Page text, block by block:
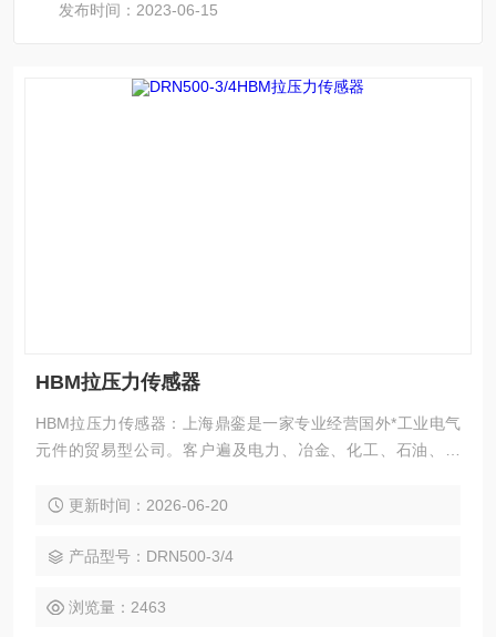
发布时间：2023-06-15
HBM拉压力传感器
HBM拉压力传感器：上海鼎銮是一家专业经营国外*工业电气
元件的贸易型公司。客户遍及电力、冶金、化工、石油、汽
营理念，坚持“客户*、信誉*”的原则为广大客户提供**的服务。
更新时间：2026-06-20
产品型号：DRN500-3/4
浏览量：2463